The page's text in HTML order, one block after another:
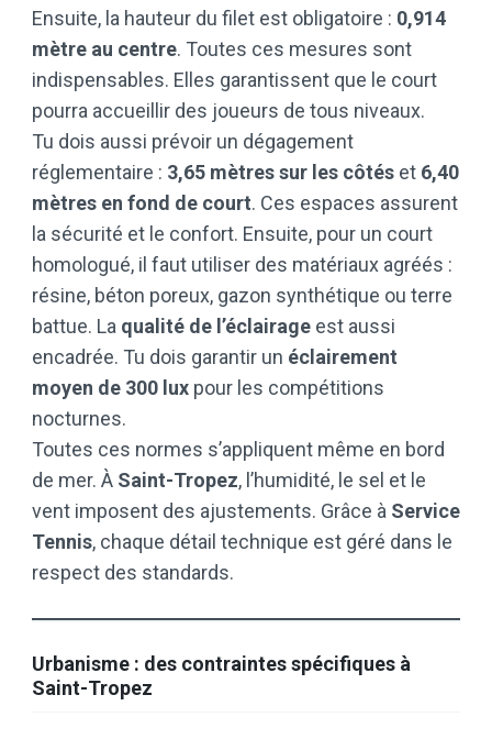
Ensuite, la hauteur du filet est obligatoire : 0,914
mètre au centre. Toutes ces mesures sont
indispensables. Elles garantissent que le court
pourra accueillir des joueurs de tous niveaux.
Tu dois aussi prévoir un dégagement
réglementaire : 3,65 mètres sur les côtés et 6,40
mètres en fond de court. Ces espaces assurent
la sécurité et le confort. Ensuite, pour un court
homologué, il faut utiliser des matériaux agréés :
résine, béton poreux, gazon synthétique ou terre
battue. La qualité de l’éclairage est aussi
encadrée. Tu dois garantir un éclairement
moyen de 300 lux pour les compétitions
nocturnes.
Toutes ces normes s’appliquent même en bord
de mer. À Saint-Tropez, l’humidité, le sel et le
vent imposent des ajustements. Grâce à Service
Tennis, chaque détail technique est géré dans le
respect des standards.
Urbanisme : des contraintes spécifiques à
Saint-Tropez